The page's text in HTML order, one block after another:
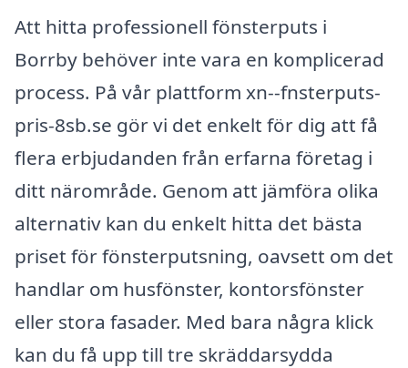
Att hitta professionell fönsterputs i
Borrby behöver inte vara en komplicerad
process. På vår plattform xn--fnsterputs-
pris-8sb.se gör vi det enkelt för dig att få
flera erbjudanden från erfarna företag i
ditt närområde. Genom att jämföra olika
alternativ kan du enkelt hitta det bästa
priset för fönsterputsning, oavsett om det
handlar om husfönster, kontorsfönster
eller stora fasader. Med bara några klick
kan du få upp till tre skräddarsydda